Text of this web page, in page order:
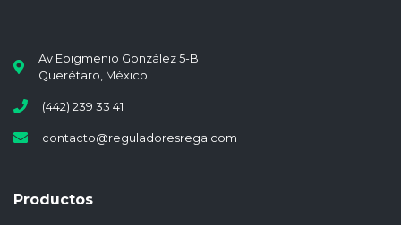
Av Epigmenio González 5-B
Querétaro, México
(442) 239 33 41
contacto@reguladoresrega.com
Productos